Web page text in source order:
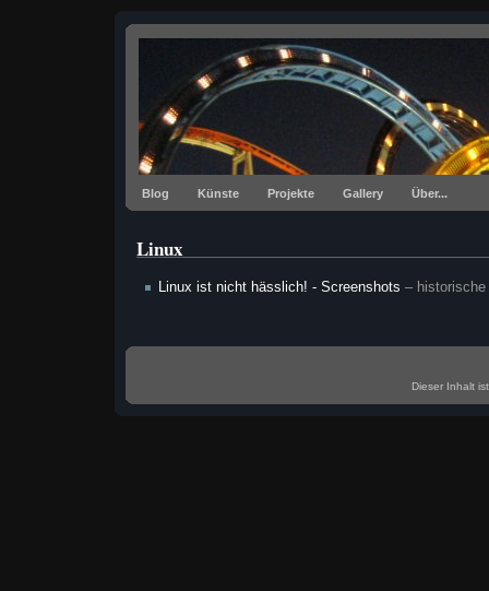
Blog Künste Projekte Gallery Über...
Linux
Linux ist nicht hässlich! - Screenshots –
Dieser Inhalt